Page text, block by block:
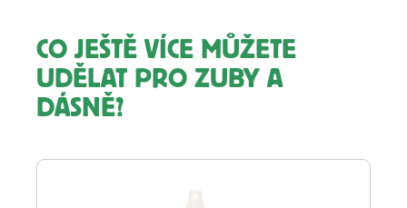
CO JEŠTĚ VÍCE MŮŽETE
UDĚLAT PRO ZUBY A
DÁSNĚ?